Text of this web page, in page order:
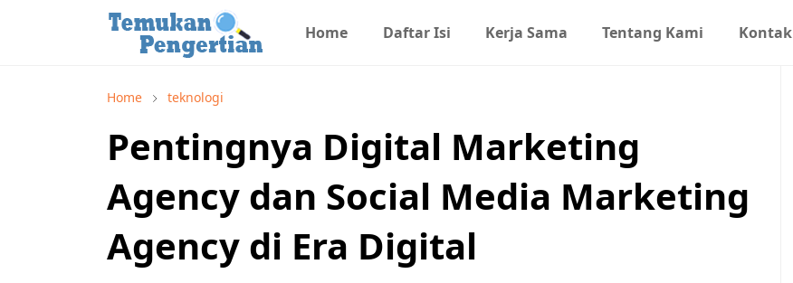
Home Daftar Isi Kerja Sama Tentang Kami Kontak
Home teknologi
Pentingnya Digital Marketing
Agency dan Social Media Marketing
Agency di Era Digital